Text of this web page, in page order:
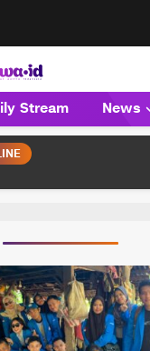
Wanita Indonesia
Stream News